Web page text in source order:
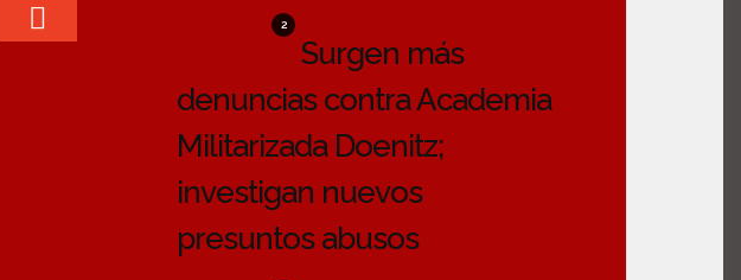
2
Surgen más
denuncias contra Academia
Militarizada Doenitz;
investigan nuevos
presuntos abusos